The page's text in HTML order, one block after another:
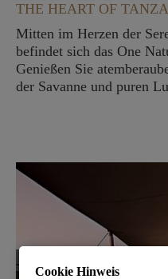
THE HEART OF
Mitten im Herzen der
befindet sich das One
Genießen Sie
der Savanne und puren
Cookie Hinweis